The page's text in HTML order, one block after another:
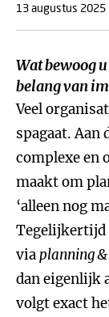
13 augustus 2025
Wat bewoog
belang van
Veel
spagaat. Aan
complexe en
maakt om
‘alleen nog
Tegelijkertijd
viaplanning
dan eigenlijk
volgt exact